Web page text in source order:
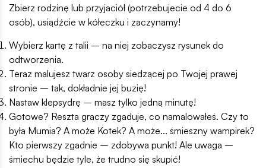
Zbierz rodzinę lub przyjaciół (potrzebujecie od 4 do 6
osób), usiądźcie w kółeczku i zaczynamy!
Wybierz kartę z talii – na niej zobaczysz rysunek do
odtworzenia.
Teraz malujesz twarz osoby siedzącej po Twojej prawej
stronie – tak, dokładnie jej buzię!
Nastaw klepsydrę – masz tylko jedną minutę!
Gotowe? Reszta graczy zgaduje, co namalowałeś. Czy to
była Mumia? A może Kotek? A może... śmieszny wampirek?
Kto pierwszy zgadnie – zdobywa punkt! Ale uwaga –
śmiechu będzie tyle, że trudno się skupić!